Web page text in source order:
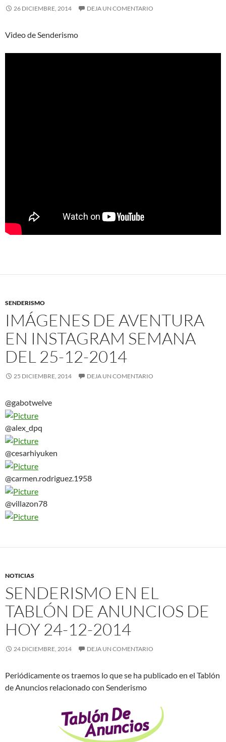
26 DICIEMBRE, 2014 DEJA UN COMENTARIO
Video de Senderismo
SENDERISMO
IMÁGENES DE AVENTURA
EN INSTAGRAM SEMANA
DEL 25-12-2014
25 DICIEMBRE, 2014 DEJA UN COMENTARIO
@gabotwelve
@alex_dpq
@cesarhiyuken
@carmen.rodriguez.1958
@villazon78
NOTICIAS
SENDERISMO EN EL
TABLÓN DE ANUNCIOS DE
HOY 24-12-2014
24 DICIEMBRE, 2014 DEJA UN COMENTARIO
Periódicamente os traemos lo que se ha publicado en el Tablón
de Anuncios relacionado con Senderismo